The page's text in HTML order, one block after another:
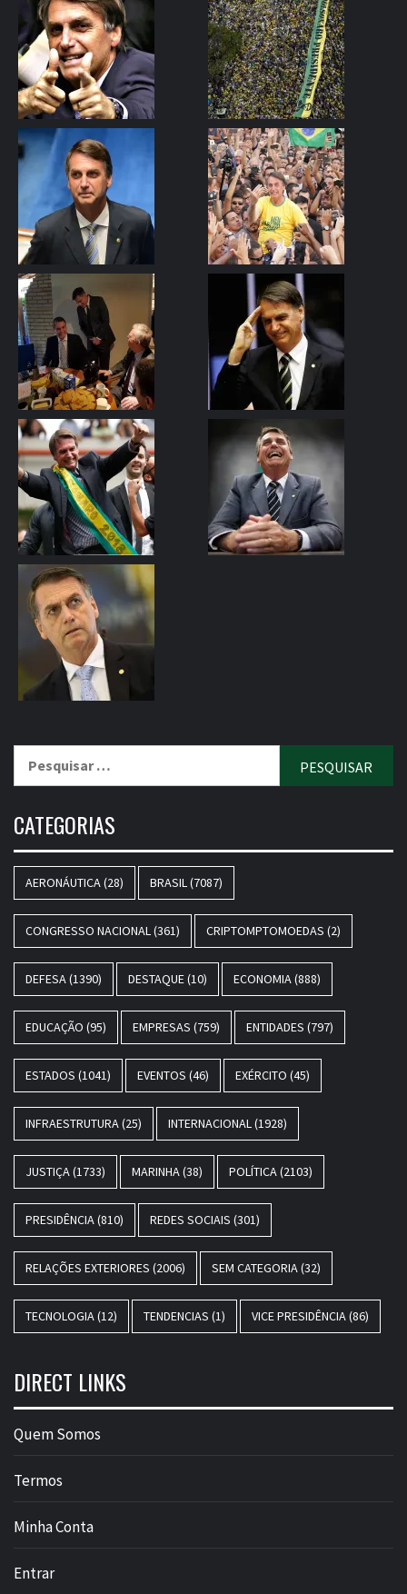
CATEGORIAS
AERONÁUTICA(28) BRASIL(7087)
CONGRESSO NACIONAL(361) CRIPTOMPTOMOEDAS (2)
DEFESA(1390) DESTAQUE(10) ECONOMIA(888)
EDUCAÇÃO (95) EMPRESAS (759) ENTIDADES (797)
ESTADOS (1041) EVENTOS (46) EXÉRCITO (45)
INFRAESTRUTURA(25) INTERNACIONAL(1928)
JUSTIÇA(1733) MARINHA(38) POLÍTICA(2103)
PRESIDÊNCIA(810) REDES SOCIAIS (301)
RELAÇÕES EXTERIORES (2006) SEM CATEGORIA(32)
TECNOLOGIA(12) TENDENCIAS (1) VICE PRESIDÊNCIA(86)
DIRECT LINKS
Quem Somos
Termos
Minha Conta
Entrar